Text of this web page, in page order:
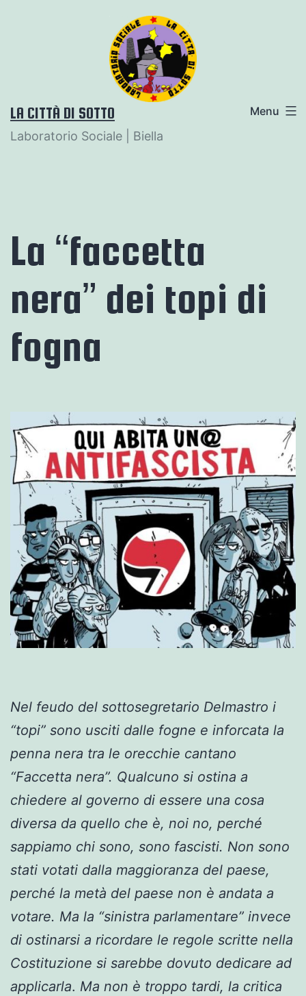
LA CITTÀ DI SOTTO
Laboratorio Sociale | Biella
Menu
La “faccetta
nera” dei topi di
fogna
Nel feudo del sottosegretario Delmastro i
“topi” sono usciti dalle fogne e inforcata la
penna nera tra le orecchie cantano
“Faccetta nera”. Qualcuno si ostina a
chiedere al governo di essere una cosa
diversa da quello che è, noi no, perché
sappiamo chi sono, sono fascisti. Non sono
stati votati dalla maggioranza del paese,
perché la metà del paese non è andata a
votare. Ma la “sinistra parlamentare” invece
di ostinarsi a ricordare le regole scritte nella
Costituzione si sarebbe dovuto dedicare ad
applicarla. Ma non è troppo tardi, la critica